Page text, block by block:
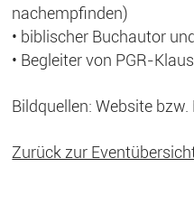
nachempfinden)
• biblischer Buchautor
• Begleiter von PGR-
Bildquellen: Website
Zurück zur